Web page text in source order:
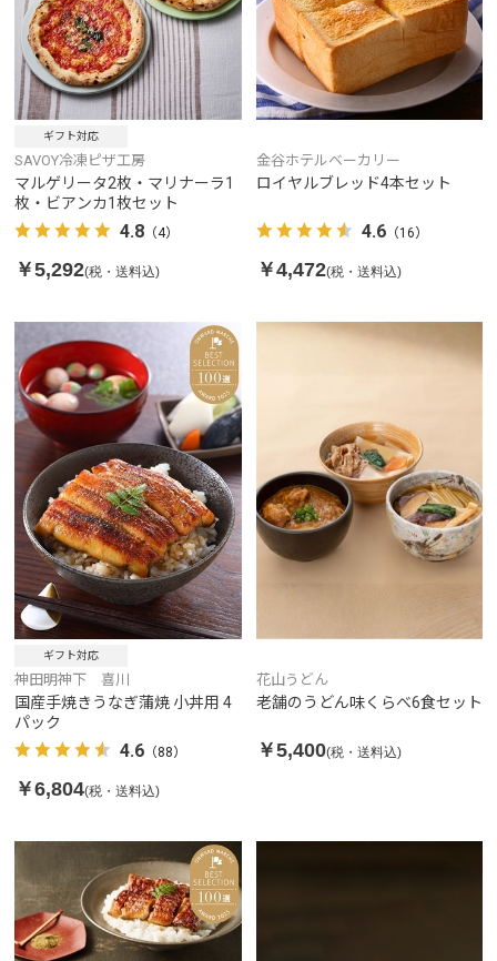
ギフト対応
SAVOY冷凍ピザ工房
マルゲリータ2枚・マリナーラ1
枚・ビアンカ1枚セット
4.8 （4）
￥5,292(税・送料込)
金谷ホテルベーカリー
ロイヤルブレッド4本セット
4.6（16）
￥4,472(税・送料込)
ギフト対応
神田明神下 喜川
国産手焼きうなぎ蒲焼 小丼用 4
パック
4.6 （88）
￥6,804(税・送料込)
花山うどん
老舗のうどん味くらべ6食セット
￥5,400(税・送料込)